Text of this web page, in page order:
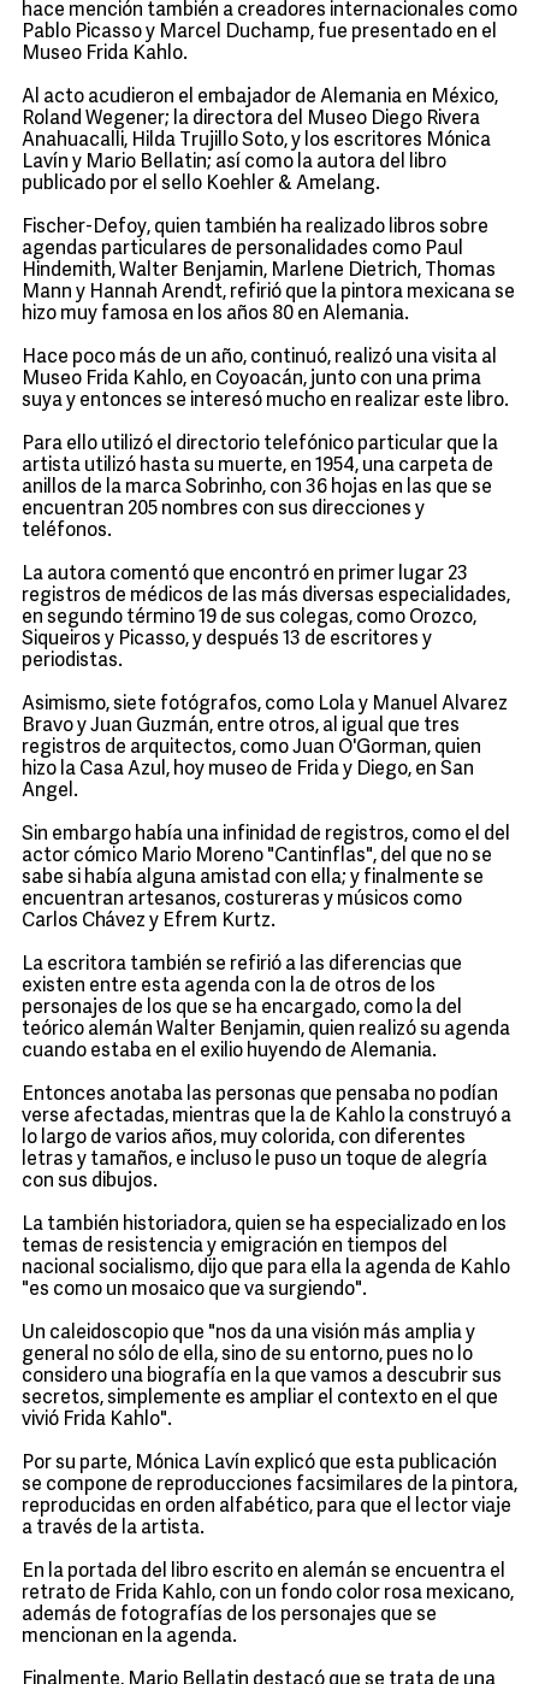
hace mención también a creadores internacionales como
Pablo Picasso y Marcel Duchamp, fue presentado en el
Museo Frida Kahlo.
Al acto acudieron el embajador de Alemania en México,
Roland Wegener; la directora del Museo Diego Rivera
Anahuacalli, Hilda Trujillo Soto, y los escritores Mónica
Lavín y Mario Bellatin; así como la autora del libro
publicado por el sello Koehler & Amelang.
Fischer-Defoy, quien también ha realizado libros sobre
agendas particulares de personalidades como Paul
Hindemith, Walter Benjamin, Marlene Dietrich, Thomas
Mann y Hannah Arendt, refirió que la pintora mexicana se
hizo muy famosa en los años 80 en Alemania.
Hace poco más de un año, continuó, realizó una visita al
Museo Frida Kahlo, en Coyoacán, junto con una prima
suya y entonces se interesó mucho en realizar este libro.
Para ello utilizó el directorio telefónico particular que la
artista utilizó hasta su muerte, en 1954, una carpeta de
anillos de la marca Sobrinho, con 36 hojas en las que se
encuentran 205 nombres con sus direcciones y
teléfonos.
La autora comentó que encontró en primer lugar 23
registros de médicos de las más diversas especialidades,
en segundo término 19 de sus colegas, como Orozco,
Siqueiros y Picasso, y después 13 de escritores y
periodistas.
Asimismo, siete fotógrafos, como Lola y Manuel Alvarez
Bravo y Juan Guzmán, entre otros, al igual que tres
registros de arquitectos, como Juan O'Gorman, quien
hizo la Casa Azul, hoy museo de Frida y Diego, en San
Angel.
Sin embargo había una infinidad de registros, como el del
actor cómico Mario Moreno "Cantinflas", del que no se
sabe si había alguna amistad con ella; y finalmente se
encuentran artesanos, costureras y músicos como
Carlos Chávez y Efrem Kurtz.
La escritora también se refirió a las diferencias que
existen entre esta agenda con la de otros de los
personajes de los que se ha encargado, como la del
teórico alemán Walter Benjamin, quien realizó su agenda
cuando estaba en el exilio huyendo de Alemania.
Entonces anotaba las personas que pensaba no podían
verse afectadas, mientras que la de Kahlo la construyó a
lo largo de varios años, muy colorida, con diferentes
letras y tamaños, e incluso le puso un toque de alegría
con sus dibujos.
La también historiadora, quien se ha especializado en los
temas de resistencia y emigración en tiempos del
nacional socialismo, dijo que para ella la agenda de Kahlo
"es como un mosaico que va surgiendo".
Un caleidoscopio que "nos da una visión más amplia y
general no sólo de ella, sino de su entorno, pues no lo
considero una biografía en la que vamos a descubrir sus
secretos, simplemente es ampliar el contexto en el que
vivió Frida Kahlo".
Por su parte, Mónica Lavín explicó que esta publicación
se compone de reproducciones facsimilares de la pintora,
reproducidas en orden alfabético, para que el lector viaje
a través de la artista.
En la portada del libro escrito en alemán se encuentra el
retrato de Frida Kahlo, con un fondo color rosa mexicano,
además de fotografías de los personajes que se
mencionan en la agenda.